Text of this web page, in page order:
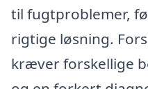
til fugtproblemer,
rigtige løsning.
kræver forskellige